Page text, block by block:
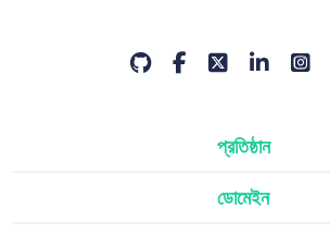
প্রতিষ্ঠান
ডোমেইন